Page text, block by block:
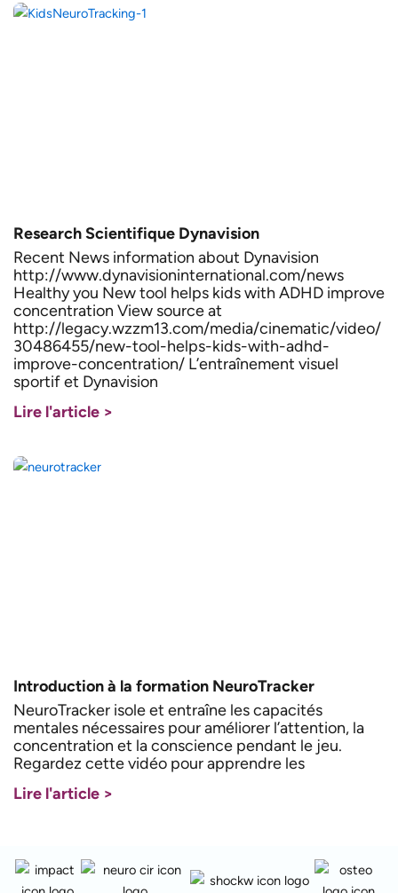
Research Scientifique Dynavision
Recent News information about Dynavision
http://www.dynavisioninternational.com/news
Healthy you New tool helps kids with ADHD improve
concentration View source at
http://legacy.wzzm13.com/media/cinematic/video/
30486455/new-tool-helps-kids-with-adhd-
improve-concentration/ L’entraînement visuel
sportif et Dynavision
Lire l'article >
Introduction à la formation NeuroTracker
NeuroTracker isole et entraîne les capacités
mentales nécessaires pour améliorer l’attention, la
concentration et la conscience pendant le jeu.
Regardez cette vidéo pour apprendre les
Lire l'article >